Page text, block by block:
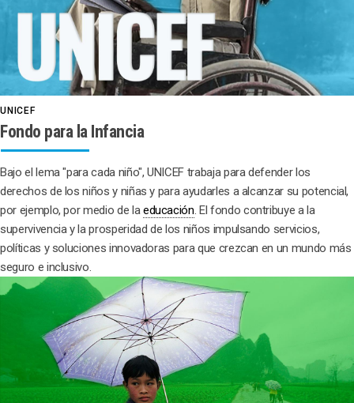
UNICEF
Fondo para la Infancia
Bajo el lema "para cada niño", UNICEF trabaja para defender los
derechos de los niños y niñas y para ayudarles a alcanzar su potencial,
por ejemplo, por medio de laeducación. El fondo contribuye a la
supervivencia y la prosperidad de los niños impulsando servicios,
políticas y soluciones innovadoras para que crezcan en un mundo más
seguro e inclusivo.